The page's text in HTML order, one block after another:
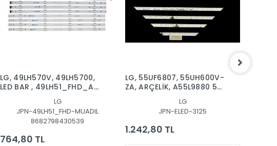
LG, 49LH570V, 49LH5700,
LED BAR , 49LH51_FHD_A,
SSC_49inch_FHD_A_REV00_150924,
SSC 49inch
FHD_B_REV00
LG
JPN-49LH51_FHD-MUADIL
8682798430539
764,80 TL
LG, 55UF6807, 55UH600V-
ZA, ARÇELİK, A55L9880 5S,
6916L3126B, 6916L3125B,
6922L-0249A
LG
JPN-ELED-3125
1.242,80 TL